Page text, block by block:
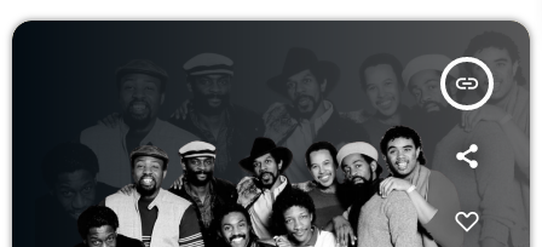
SINTONIZZATI
EVENTI
BLOG
insert_link